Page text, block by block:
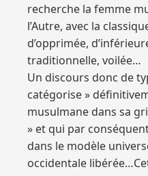
recherche la femme
l’Autre, avec la
d’opprimée,
traditionnelle, voilée…
Un discours donc de
catégorise »
musulmane dans sa
» et qui par
dans le modèle
occidentale